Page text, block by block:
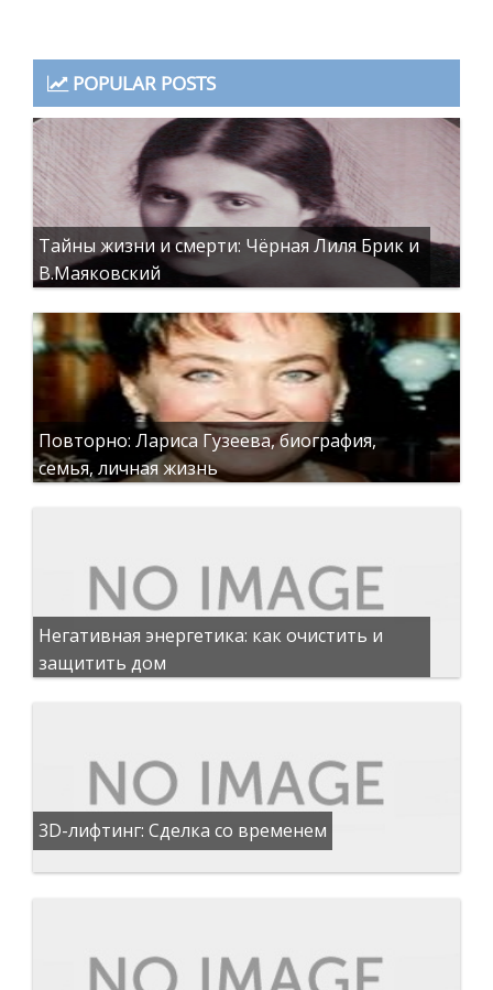
POPULAR POSTS
Тайны жизни и смерти: Чёрная Лиля Брик и
В.Маяковский
Повторно: Лариса Гузеева, биография,
семья, личная жизнь
Негативная энергетика: как очистить и
защитить дом
3D-лифтинг: Сделка со временем